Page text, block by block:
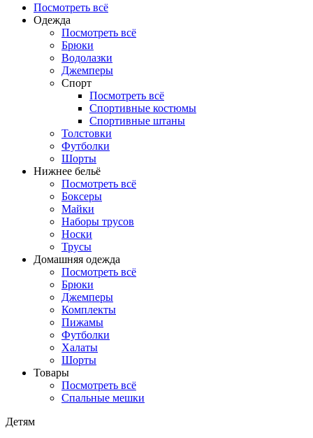
Посмотреть всё
Одежда
Посмотреть всё
Брюки
Водолазки
Джемперы
Спорт
Посмотреть всё
Спортивные костюмы
Спортивные штаны
Толстовки
Футболки
Шорты
Нижнее бельё
Посмотреть всё
Боксеры
Майки
Наборы трусов
Носки
Трусы
Домашняя одежда
Посмотреть всё
Брюки
Джемперы
Комплекты
Пижамы
Футболки
Халаты
Шорты
Товары
Посмотреть всё
Спальные мешки
Детям